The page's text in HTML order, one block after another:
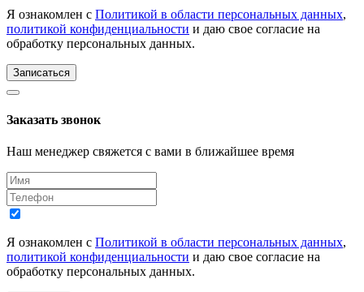
Я ознакомлен с Политикой в области персональных данных,
политикой конфиденциальности и даю свое согласие на
обработку персональных данных.
Записаться
Заказать звонок
Наш менеджер свяжется с вами в ближайшее время
Я ознакомлен с Политикой в области персональных данных,
политикой конфиденциальности и даю свое согласие на
обработку персональных данных.